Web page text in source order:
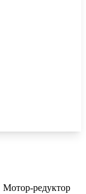
Мотор-редуктор